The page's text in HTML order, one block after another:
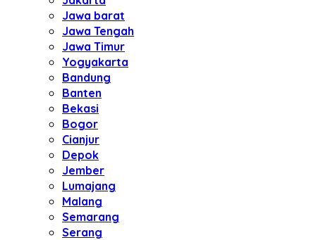
Jawa barat
Jawa Tengah
Jawa Timur
Yogyakarta
Bandung
Banten
Bekasi
Bogor
Cianjur
Depok
Jember
Lumajang
Malang
Semarang
Serang